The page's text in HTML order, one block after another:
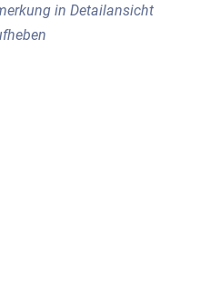
in Detailansicht